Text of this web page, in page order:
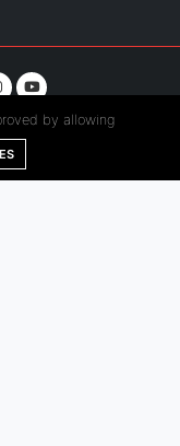
Reserved.
by allowing